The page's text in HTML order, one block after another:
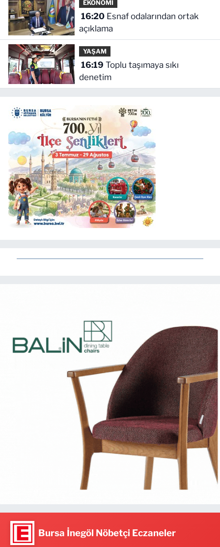
EKONOMİ
16:20Esnaf odalarından ortak
açıklama
YAŞAM
16:19
denetim
Bursa İnegöl Nöbetçi Eczaneler